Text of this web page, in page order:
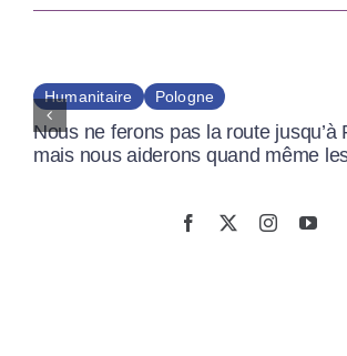
Humanitaire Pologne
Nous ne ferons pas la route
mais nous aiderons quand même